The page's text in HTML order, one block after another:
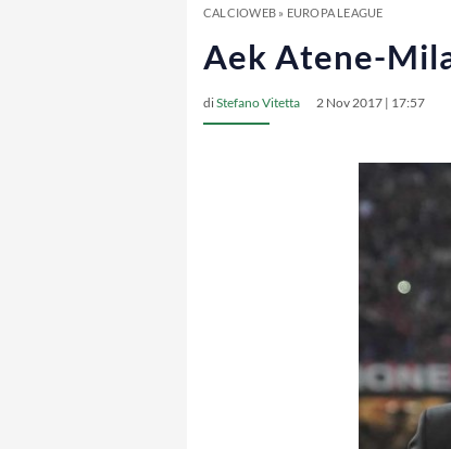
CALCIOWEB» EUROPA LEAGUE
Aek Atene-
diStefano Vitetta 2 Nov 2017 | 17:57